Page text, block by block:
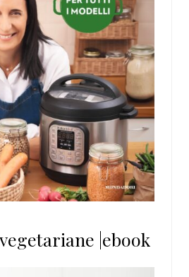
|ebook